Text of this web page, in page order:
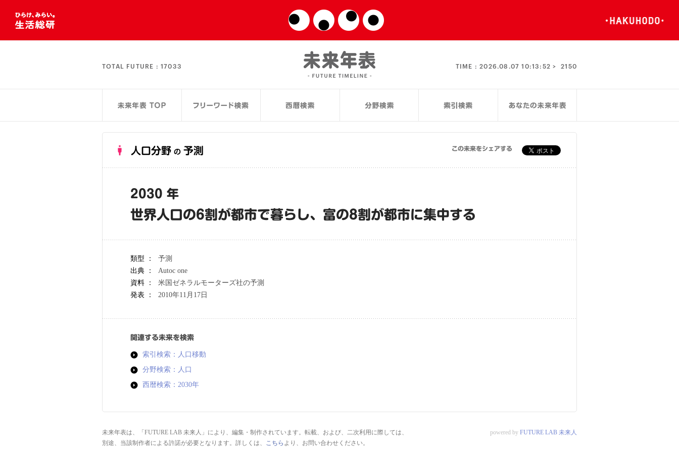
TOTAL FUTURE : 17033 TIME :2026.08.07 10:13:52 > 2150
人口分野 の 予測 この未来をシェアする
2030 年
世界人口の6割が都市で暮らし、富の8割が都市に集中する
類型 ：
予測
出典 ：
Autoc one
資料 ：
米国ゼネラルモーターズ社の予測
発表 ：
2010年11月17日
関連する未来を検索
索引検索：人口移動
分野検索：人口
西暦検索：2030年
未来年表は、「FUTURE LAB 未来人」により、編集・制作されています。転載、および、二次利用に際しては、
別途、当該制作者による許諾が必要となります。詳しくは、 こちら より、お問い合わせください。
powered by FUTURE LAB 未来人